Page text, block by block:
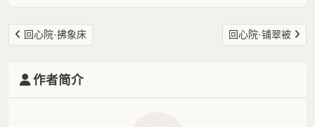
回心院·拂象床 回心院·铺翠被
作者简介